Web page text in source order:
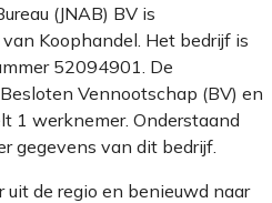
(JNAB) BV is
Koophandel. Het bedrijf is
52094901. De
Vennootschap (BV) en
1 werknemer. Onderstaand
gegevens van dit bedrijf.
uit de regio en benieuwd naar